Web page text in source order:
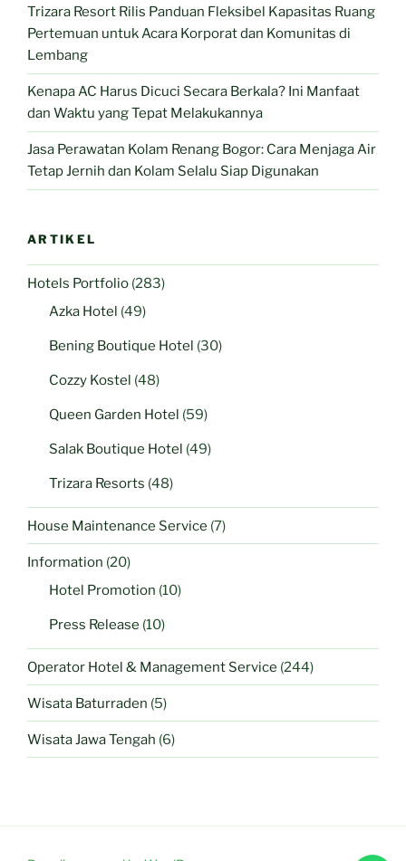
Trizara Resort Rilis Panduan Fleksibel Kapasitas Ruang
Pertemuan untuk Acara Korporat dan Komunitas di
Lembang
Kenapa AC Harus Dicuci Secara Berkala? Ini Manfaat
dan Waktu yang Tepat Melakukannya
Jasa Perawatan Kolam Renang Bogor: Cara Menjaga Air
Tetap Jernih dan Kolam Selalu Siap Digunakan
ARTIKEL
Hotels Portfolio (283)
Azka Hotel (49)
Bening Boutique Hotel (30)
Cozzy Kostel (48)
Queen Garden Hotel (59)
Salak Boutique Hotel (49)
Trizara Resorts (48)
House Maintenance Service (7)
Information (20)
Hotel Promotion (10)
Press Release (10)
Operator Hotel & Management Service (244)
Wisata Baturraden (5)
Wisata Jawa Tengah (6)